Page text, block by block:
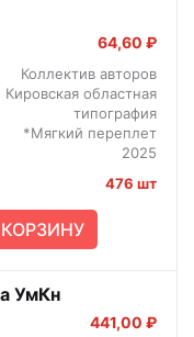
64,60 ₽
Коллектив авторов
Кировская областная
типография
*Мягкий переплет
2025
476 шт
КОРЗИНУ
УмКн
441,00 ₽